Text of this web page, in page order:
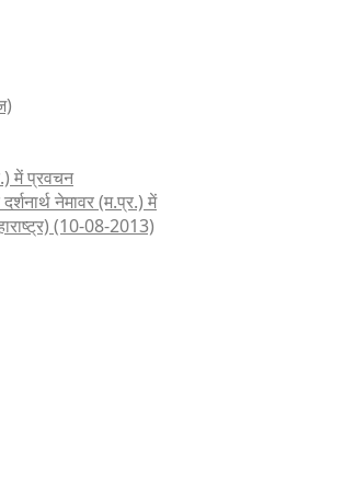
में प्रवचन
नेमावर (म.प्र.) में
(10-08-2013)